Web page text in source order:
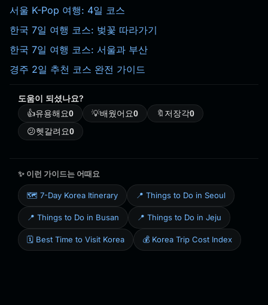
서울 K-Pop 여행: 4일 코스
한국 7일 여행 코스: 벚꽃 따라가기
한국 7일 여행 코스: 서울과 부산
경주 2일 추천 코스 완전 가이드
도움이 되셨나요?
👍유용해요0 💡배웠어요0 🔖 저장각0
😕헷갈려요0
✨ 이런 가이드는 어때요
🗺️ 7-Day Korea Itinerary 📍 Things to Do in Seoul
📍 Things to Do in Busan 📍 Things to Do in Jeju
🗓️ Best Time to Visit Korea 💰 Korea Trip Cost Index